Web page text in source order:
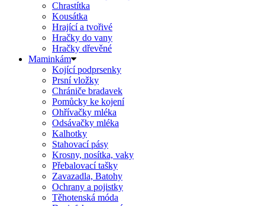
Chrastítka
Kousátka
Hrající a tvořivé
Hračky do vany
Hračky dřevěné
Maminkám
Kojící podprsenky
Prsní vložky
Chrániče bradavek
Pomůcky ke kojení
Ohřívačky mléka
Odsávačky mléka
Kalhotky
Stahovací pásy
Krosny, nosítka, vaky
Přebalovací tašky
Zavazadla, Batohy
Ochrany a pojistky
Těhotenská móda